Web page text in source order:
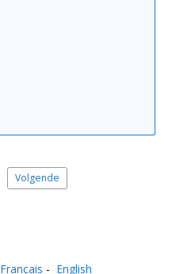
Volgende
Français English